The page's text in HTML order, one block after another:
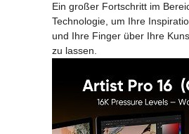
Ein großer Fortschritt im
Technologie, um Ihre
und Ihre Finger über Ihre
zu lassen.